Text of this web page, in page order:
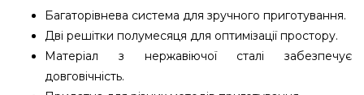
Багаторівнева система для зручного приготування.
Дві решітки полумесяця для оптимізації простору.
Матеріал з нержавіючої сталі забезпечує
довговічність.